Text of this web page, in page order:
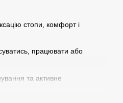
стопи, комфорт і
працювати або
та активне